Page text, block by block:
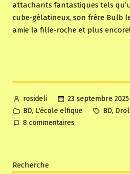
attachants fantastiques tels
cube-gélatineux, son frère Bulb
amie la fille-roche et plus encore!
Posted
by
rosideli
23 septembre 2025
Posted
in
BD, L'école elfique Tags:
BD,
8 commentaires
Recherche